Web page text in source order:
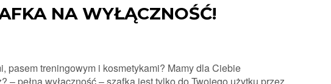
NA WYŁĄCZNOŚĆ!
pasem treningowym i kosmetykami? Mamy dla Ciebie